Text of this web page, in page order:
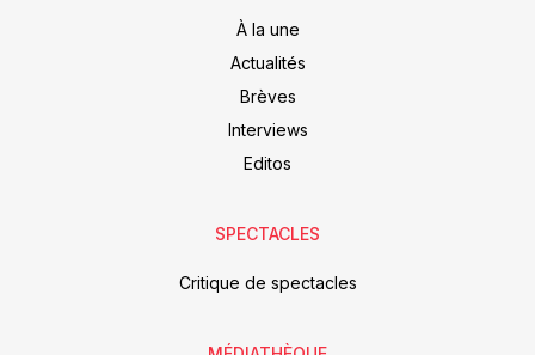
À la une
Actualités
Brèves
Interviews
Editos
SPECTACLES
Critique de spectacles